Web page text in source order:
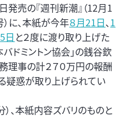
発売の『週刊新潮』（12月1
に、本紙が今年８月21日、1
日 と２度に渡り取り上げた
バドミントン協会」の銭谷欽
理事の計２７０万円の報酬
疑惑が取り上げられてい
）、本紙内容ズバリのものと